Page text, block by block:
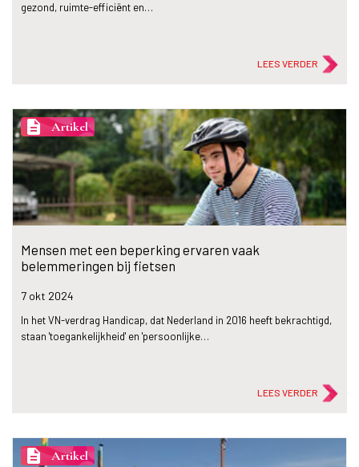
gezond, ruimte-efficiënt en…
LEES VERDER
description Artikel
Mensen met een beperking ervaren vaak
belemmeringen bij fietsen
7 okt 2024
In het VN-verdrag Handicap, dat Nederland in 2016 heeft bekrachtigd,
staan 'toegankelijkheid' en 'persoonlijke…
LEES VERDER
description Artikel